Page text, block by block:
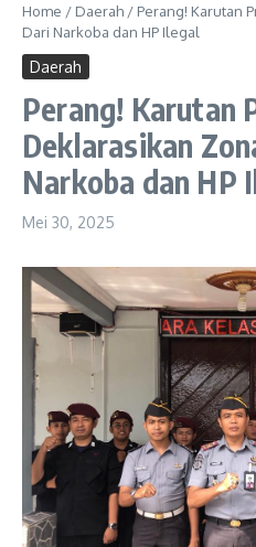
Home / Daerah / Perang! Karutan
Dari Narkoba dan HP Ilegal
Daerah
Perang! Karutan
Deklarasikan
Narkoba dan HP
Mei 30, 2025